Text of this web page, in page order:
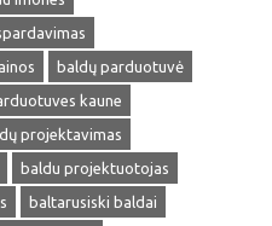
baldų parduotuvė
kaune
projektavimas
baldu projektuotojas
baltarusiski baldai